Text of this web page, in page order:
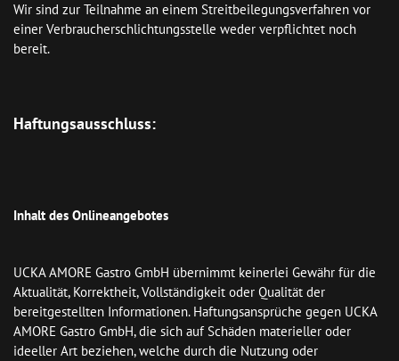
Wir sind zur Teilnahme an einem Streitbeilegungsverfahren vor
einer Verbraucherschlichtungsstelle weder verpflichtet noch
bereit.
Haftungsausschluss:
Inhalt des Onlineangebotes
UCKA AMORE Gastro GmbH übernimmt keinerlei Gewähr für die
Aktualität, Korrektheit, Vollständigkeit oder Qualität der
bereitgestellten Informationen. Haftungsansprüche gegen UCKA
AMORE Gastro GmbH, die sich auf Schäden materieller oder
ideeller Art beziehen, welche durch die Nutzung oder